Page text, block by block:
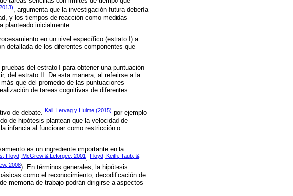
, argumenta que la investigación futura debería
y los tiempos de reacción como medidas
planteado inicialmente.
en un nivel específico (estrato I) a
detallada de los diferentes componentes que
del estrato I para obtener una puntuación
del estrato II. De esta manera, al referirse a la
que del promedio de las puntuaciones
de tareas cognitivas de diferentes
de debate. Kail, Lervag y Hulme (2015) por ejemplo
de hipótesis plantean que la velocidad de
infancia al funcionar como restricción o
es un ingrediente importante en la
Floyd, McGrew & Leforgee, 2001 ; Floyd, Keith, Taub, &
2008). En términos generales, la hipótesis
como el reconocimiento, decodificación de
memoria de trabajo podrán dirigirse a aspectos